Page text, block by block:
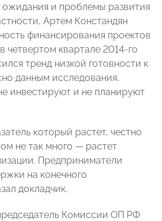
и проблемы развития
Артем Констандян
финансирования проектов
четвертом квартале 2014-го
тренд низкой готовности к
данным исследования,
инвестируют и не планируют
который растет, честно
не так много — растет
Предприниматели
на конечного
докладчик.
Комиссии ОП РФ